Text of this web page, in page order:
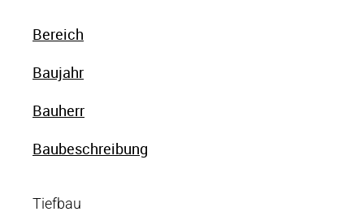
Bereich
Baujahr
Bauherr
Baubeschreibung
Tiefbau